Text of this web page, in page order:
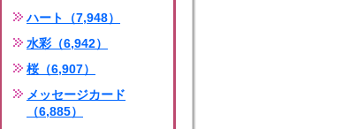
ハート（7,948）
水彩（6,942）
桜（6,907）
メッセージカード
（6,885）